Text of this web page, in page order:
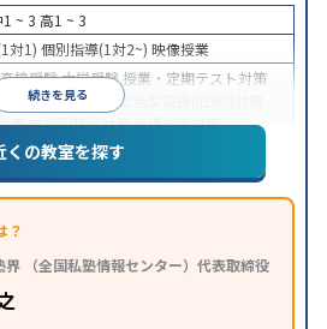
続きを見る
1 ~ 3 高1 ~ 3
対1) 個別指導(1対2~) 映像授業
高校受験大学受験 授業・定期テスト対策
学習習慣の定着
総合型選抜(旧AO)対策
策学校別特化対策各種検定対策
可能学習にPC・タブレットを利用
1科目から受講可能季節講習のみの受講
学年の個別指導塾アンケート調査方法
くの教室を探す
？
界 （全国私塾情報センター）代表取締役